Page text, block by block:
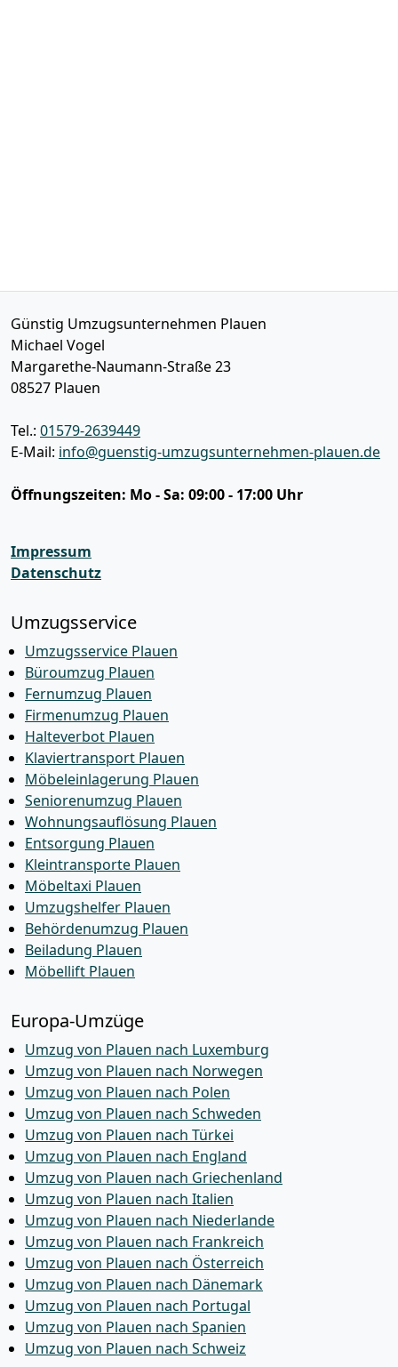
Günstig Umzugsunternehmen Plauen
Michael Vogel
Margarethe-Naumann-Straße 23
08527 Plauen
Tel.: 01579-2639449
E-Mail: info@guenstig-umzugsunternehmen-plauen.de
Öffnungszeiten: Mo - Sa: 09:00 - 17:00 Uhr
Impressum
Datenschutz
Umzugsservice
Umzugsservice Plauen
Büroumzug Plauen
Fernumzug Plauen
Firmenumzug Plauen
Halteverbot Plauen
Klaviertransport Plauen
Möbeleinlagerung Plauen
Seniorenumzug Plauen
Wohnungsauflösung Plauen
Entsorgung Plauen
Kleintransporte Plauen
Möbeltaxi Plauen
Umzugshelfer Plauen
Behördenumzug Plauen
Beiladung Plauen
Möbellift Plauen
Europa-Umzüge
Umzug von Plauen nach Luxemburg
Umzug von Plauen nach Norwegen
Umzug von Plauen nach Polen
Umzug von Plauen nach Schweden
Umzug von Plauen nach Türkei
Umzug von Plauen nach England
Umzug von Plauen nach Griechenland
Umzug von Plauen nach Italien
Umzug von Plauen nach Niederlande
Umzug von Plauen nach Frankreich
Umzug von Plauen nach Österreich
Umzug von Plauen nach Dänemark
Umzug von Plauen nach Portugal
Umzug von Plauen nach Spanien
Umzug von Plauen nach Schweiz